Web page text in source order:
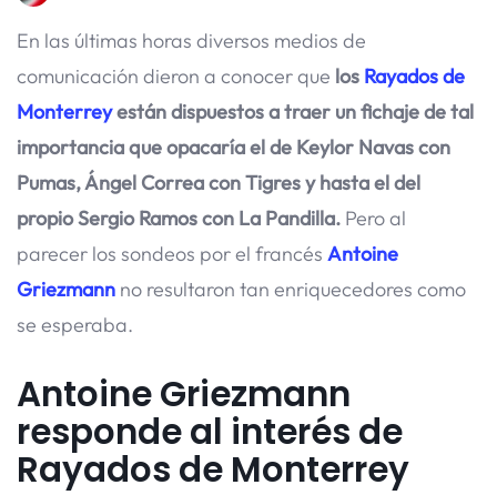
En las últimas horas diversos medios de
comunicación dieron a conocer que los Rayados de
Monterreyestán dispuestos a traer un fichaje de tal
importancia que opacaría el de Keylor Navas con
Pumas, Ángel Correa con Tigres y hasta el del
propio Sergio Ramos con La Pandilla. Pero al
parecer los sondeos por el francés Antoine
Griezmann no resultaron tan enriquecedores como
se esperaba.
Antoine Griezmann
responde al interés de
Rayados de Monterrey